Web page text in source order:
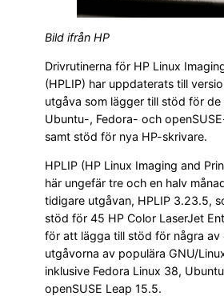
Bild ifrån HP
Drivrutinerna för HP Linux
(HPLIP) har uppdaterats till
utgåva som lägger till stöd för de
Ubuntu-, Fedora- och
samt stöd för nya HP-skrivare.
HPLIP (HP Linux Imaging and
här ungefär tre och en halv
tidigare utgåvan, HPLIP 3.23.5,
stöd för 45 HP Color LaserJet
för att lägga till stöd för några av
utgåvorna av populära GNU/
inklusive Fedora Linux 38,
openSUSE Leap 15.5.